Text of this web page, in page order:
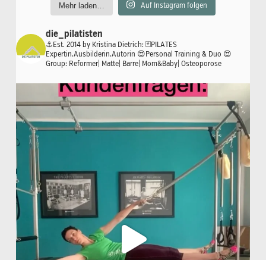
Mehr laden… Auf Instagram folgen
die_pilatisten
⚓️Est. 2014 by Kristina Dietrich: 🃏PILATES
Expertin.Ausbilderin.Autorin 😍Personal Training & Duo 😍
Group: Reformer| Matte| Barre| Mom&Baby| Osteoporose